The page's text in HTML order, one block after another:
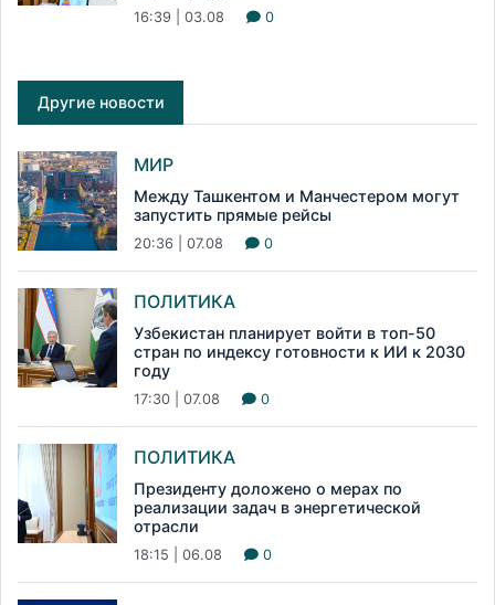
16:39 | 03.08 0
Другие новости
МИР
Между Ташкентом и Манчестером могут
запустить прямые рейсы
20:36 | 07.08 0
ПОЛИТИКА
Узбекистан планирует войти в топ-50
стран по индексу готовности к ИИ к 2030
году
17:30 | 07.08 0
ПОЛИТИКА
Президенту доложено о мерах по
реализации задач в энергетической
отрасли
18:15 | 06.08 0